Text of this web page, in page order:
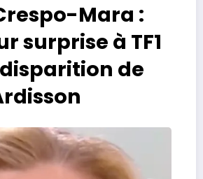
Mara :
surprise à TF1
de